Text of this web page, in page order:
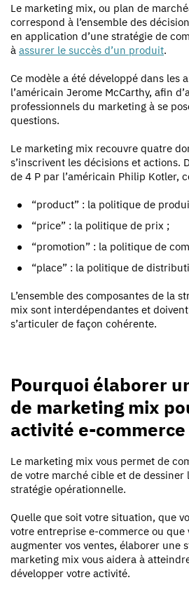
Le marketing mix, ou plan de
correspond à l’ensemble des
en application d’une stratégie de
à assurer le succès d’un produit.
Ce modèle a été développé dans les
l’américain Jerome McCarthy, afin
professionnels du marketing à se
questions.
Le marketing mix recouvre quatre
s’inscrivent les décisions et actions.
de 4 P par l’américain Philip Kotler,
“product” : la politique de
“price” : la politique de prix ;
“promotion” : la politique de
“place” : la politique de
L’ensemble des composantes de la
mix sont interdépendantes et
s’articuler de façon cohérente.
Pourquoi élaborer
de marketing mix
activité e-commerce
Le marketing mix vous permet de
de votre marché cible et de dessiner
stratégie opérationnelle.
Quelle que soit votre situation, que
votre entreprise e-commerce ou que
augmenter vos ventes, élaborer une
marketing mix vous aidera à
développer votre activité.